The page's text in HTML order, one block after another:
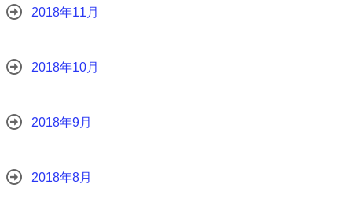
2018年11月
2018年10月
2018年9月
2018年8月